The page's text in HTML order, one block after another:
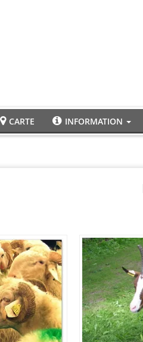
CARTE INFORMATION